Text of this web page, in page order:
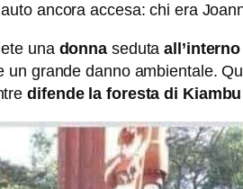
ancora accesa: chi era
una donna seduta
un grande danno ambientale.
difende la foresta di Kiambu